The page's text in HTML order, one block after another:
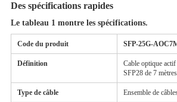
Des spécifications rapides
Le tableau 1 montre les spécifications.
Code du produit SFP-25G-AOC7
Définition
Cable optique
SFP28 de 7 mètres
Type de câble Ensemble de